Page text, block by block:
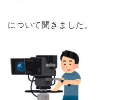
について聞きました。